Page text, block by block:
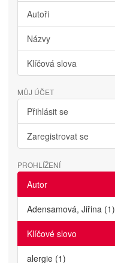
Autoři
Názvy
Klíčová slova
MŮJ ÚČET
Přihlásit se
Zaregistrovat se
PROHLÍŽENÍ
Autor
Adensamová, Jiřina (1)
Klíčové slovo
alergie (1)